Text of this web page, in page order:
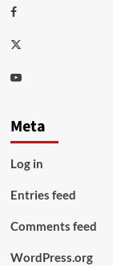
Facebook
Twitter
Youtube
Meta
Log in
Entries feed
Comments feed
WordPress.org